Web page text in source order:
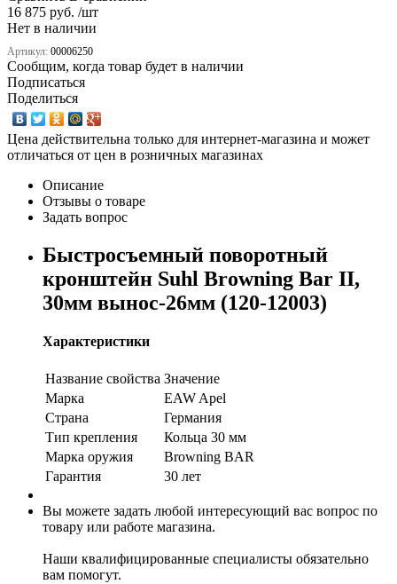
16 875 руб. /шт
Нет в наличии
Артикул: 00006250
Сообщим, когда товар будет в наличии
Подписаться
Поделиться
Цена действительна только для интернет-магазина и может
отличаться от цен в розничных магазинах
Описание
Отзывы о товаре
Задать вопрос
Быстросъемный поворотный
кронштейн Suhl Browning Bar II,
30мм вынос-26мм (120-12003)
Характеристики
Название свойства Значение
Марка
EAW Apel
Страна
Германия
Тип крепления
Кольца 30 мм
Марка оружия
Browning BAR
Гарантия
30 лет
Вы можете задать любой интересующий вас вопрос по
товару или работе магазина.
Наши квалифицированные специалисты обязательно
вам помогут.